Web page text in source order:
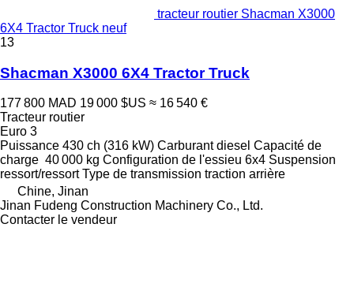
tracteur routier Shacman X3000
6X4 Tractor Truck neuf
13
Shacman X3000 6X4 Tractor Truck
177 800 MAD 19 000 $US ≈ 16 540 €
Tracteur routier
Euro 3
Puissance 430 ch (316 kW) Carburant diesel Capacité de
charge 40 000 kg Configuration de l'essieu 6x4 Suspension
ressort/ressort Type de transmission traction arrière
Chine, Jinan
Jinan Fudeng Construction Machinery Co., Ltd.
Contacter le vendeur